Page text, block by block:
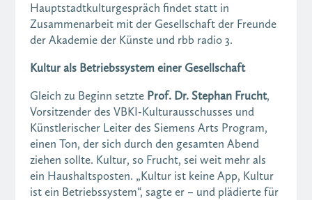
Hauptstadtkulturgespräch findet statt in
Zusammenarbeit mit der Gesellschaft der Freunde
der Akademie der Künste und rbb radio 3.
Kultur als Betriebssystem einer Gesellschaft
Gleich zu Beginn setzte Prof. Dr. Stephan Frucht,
Vorsitzender des VBKI-Kulturausschusses und
Künstlerischer Leiter des Siemens Arts Program,
einen Ton, der sich durch den gesamten Abend
ziehen sollte. Kultur, so Frucht, sei weit mehr als
ein Haushaltsposten. „Kultur ist keine App, Kultur
ist ein Betriebssystem“, sagte er – und plädierte für